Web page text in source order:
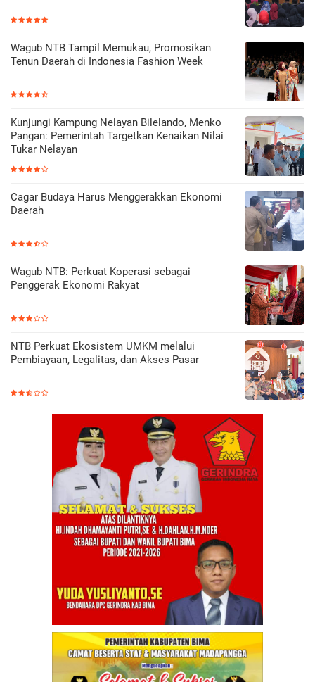
Wagub NTB Tampil Memukau, Promosikan
Tenun Daerah di Indonesia Fashion Week
Kunjungi Kampung Nelayan Bilelando, Menko
Pangan: Pemerintah Targetkan Kenaikan Nilai
Tukar Nelayan
Cagar Budaya Harus Menggerakkan Ekonomi
Daerah
Wagub NTB: Perkuat Koperasi sebagai
Penggerak Ekonomi Rakyat
NTB Perkuat Ekosistem UMKM melalui
Pembiayaan, Legalitas, dan Akses Pasar